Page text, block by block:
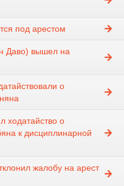
под арестом
Даво) вышел на
о
о
к дисциплинарной
жалобу на арест